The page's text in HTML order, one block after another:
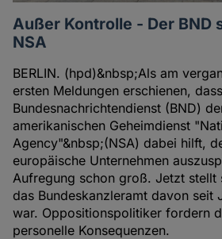
Außer Kontrolle - Der BND
NSA
BERLIN. (hpd)&nbsp;Als am
ersten Meldungen erschienen,
Bundesnachrichtendienst (BND)
amerikanischen Geheimdienst
Agency"&nbsp;(NSA) dabei hilft,
europäische Unternehmen
Aufregung schon groß. Jetzt stellt
das Bundeskanzleramt davon seit
war. Oppositionspolitiker fordern
personelle Konsequenzen.